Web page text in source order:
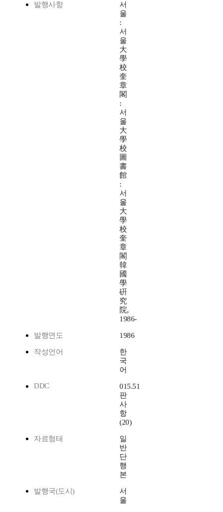
발행사항
서
울
:
서
울
大
學
校
奎
章
閣
:
서
울
大
學
校
圖
書
館
:
서
울
大
學
校
奎
章
閣
韓
國
學
硏
究
院,
1986-
발행연도 1986
작성언어
한
국
어
DDC
015.51
판
사
항
(20)
자료형태
일
반
단
행
본
발행국(도시)
서
울